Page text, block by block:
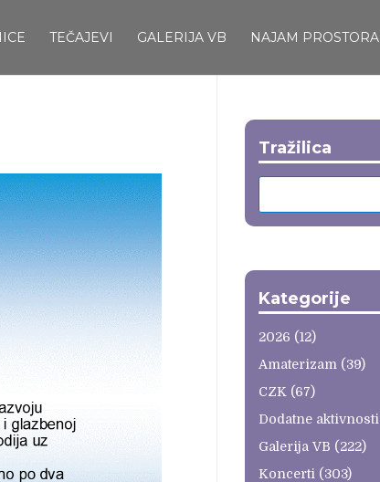
TEČAJEVI GALERIJA VB NAJAM PROSTORA
Tražilica
Kategorije
2026 (12)
Amaterizam (39)
CZK (67)
Dodatne aktivnosti
Galerija VB (222)
Koncerti (303)